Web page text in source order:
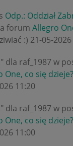
Odp.: Oddział
forum Allegro
:) ‎21-05-2026
dla raf_1987 w
One, co się dzieje?
11:20
dla raf_1987 w
One, co się dzieje?
11:00